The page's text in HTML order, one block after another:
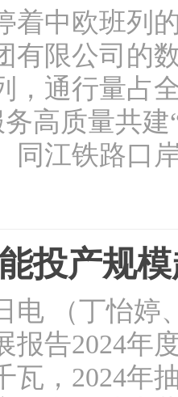
着中欧班列
有限公司的
，通行量占
高质量共
同江铁路口
投产规
电 （丁怡婷
报告2024年
瓦，2024年